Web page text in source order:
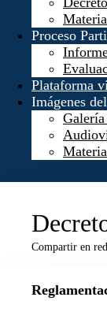
Proceso
Plataforma
Imágenes
Compartir en